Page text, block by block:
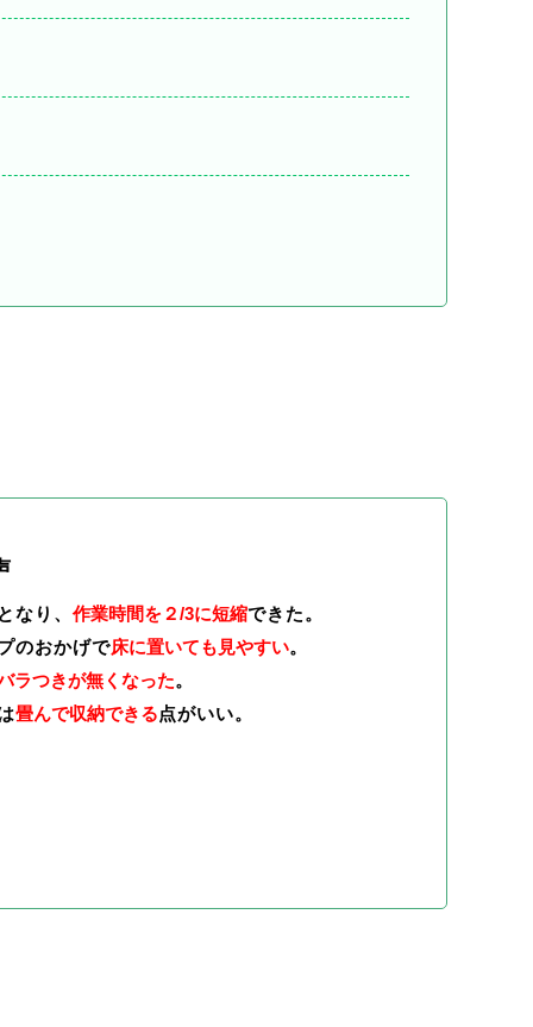
なり、作業時間を２/3に短縮できた。
のおかげで床に置いても見やすい。
ラつきが無くなった。
畳んで収納できる点がいい。